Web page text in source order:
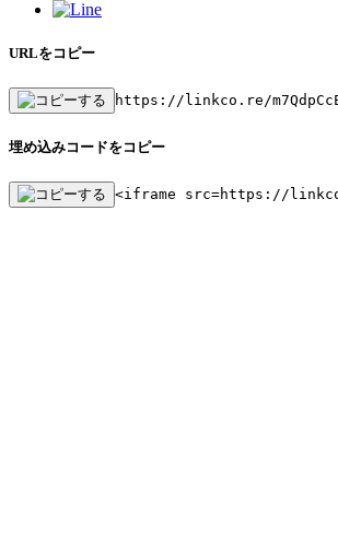
URLをコピー
https://linkco.re/
埋め込みコードをコピー
<iframe src=https://